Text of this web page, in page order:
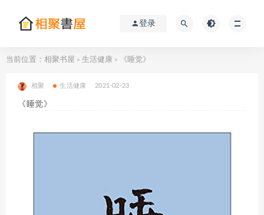
登录
当前位置： 相聚书屋 > 生活健康 > 《睡觉》
相聚 生活健康 2021-02-23
《睡觉》